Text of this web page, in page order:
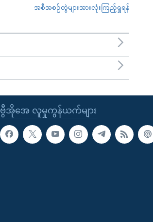
အစီအစဉ်တွဲများအားလုံးကြည့်ရှုရန်
ဗွီအိုအေ လူမှုကွန်ယက်များ